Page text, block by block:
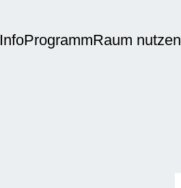
InfoProgrammRaum nutzen